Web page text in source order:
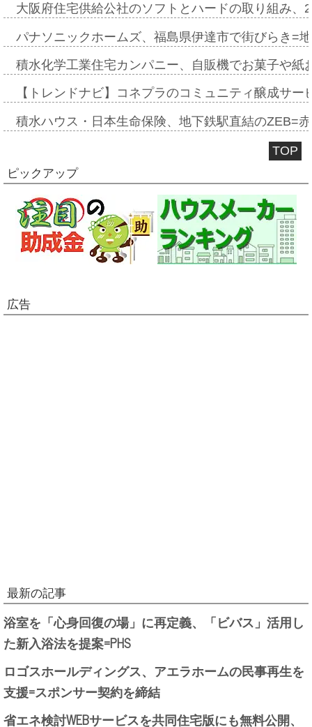
大阪府住宅供給公社のソフトとハードの取り組み
パナソニックホームズ、福島県伊達市で街びらき=
積水化学工業住宅カンパニー、自販機でお菓子や
【トレンドナビ】コネプラのコミュニティ醸成サ
積水ハウス・日本生命保険、地下鉄駅直結のZEB=
TOP
ピックアップ
広告
最新の記事
浴室を「心身回復の場」に再定義、「ビバス」活用し
た新入浴法を提案=PHS
ロゴスホールディングス、アエラホームの民事再生を
支援=スポンサー契約を締結
省エネ検討WEBサービスを共同住宅版にも無料公開、